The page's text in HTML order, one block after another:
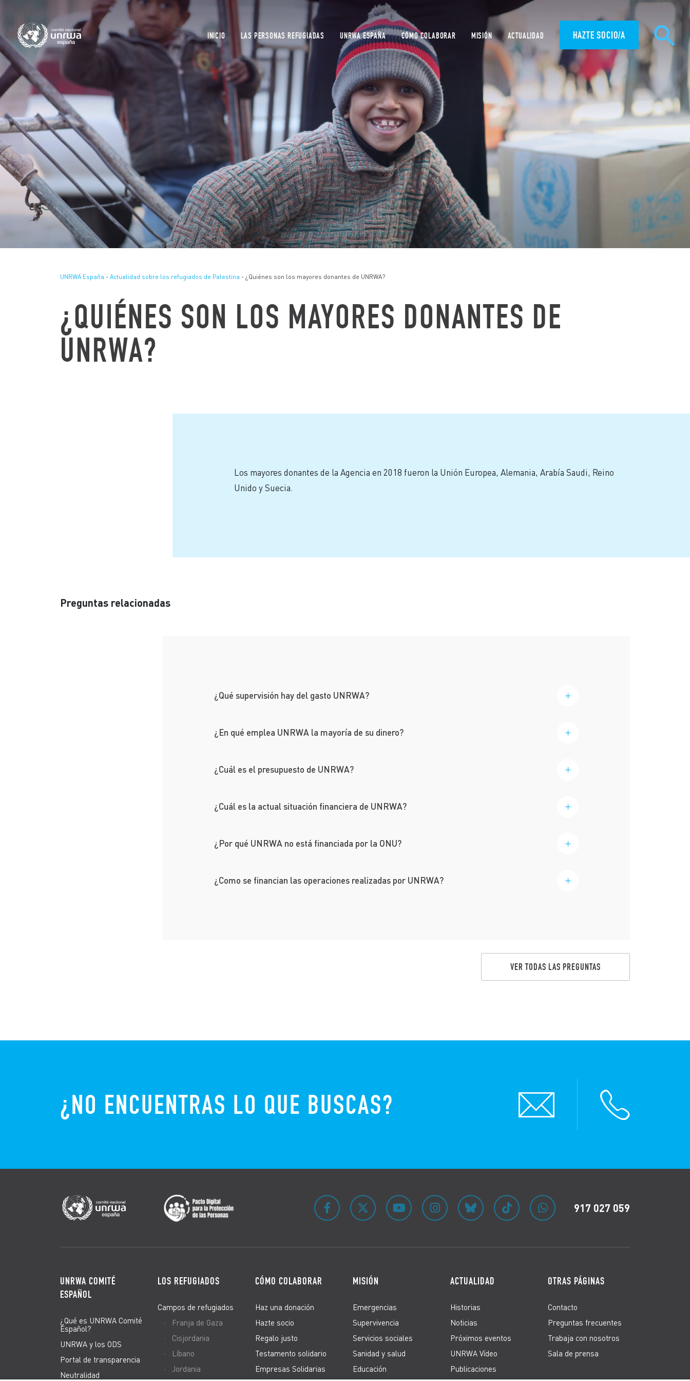
INICIO LAS PERSONAS REFUGIADAS UNRWA ESPAÑA CÓMO COLABORAR MISIÓN ACTUALIDAD HAZTE SOCIO/A
UNRWA España - Actualidad sobre los refugiados de Palestina - ¿Quiénes son los mayores donantes de UNRWA?
¿QUIÉNES SON LOS MAYORES DONANTES DE
UNRWA?
Los mayores donantes de la Agencia en 2018 fueron la Unión Europea, Alemania, Arabía Saudi, Reino
Unido y Suecia.
Preguntas relacionadas
¿Qué supervisión hay del gasto UNRWA?
¿En qué emplea UNRWA la mayoría de su dinero?
¿Cuál es el presupuesto de UNRWA?
¿Cuál es la actual situación financiera de UNRWA?
¿Por qué UNRWA no está financiada por la ONU?
¿Como se financian las operaciones realizadas por UNRWA?
VER TODAS LAS PREGUNTAS
¿NO ENCUENTRAS LO QUE BUSCAS?
917 027 059
UNRWA COMITÉ
ESPAÑOL
¿Qué es UNRWA Comité
Español?
UNRWA y los ODS
Portal de transparencia
Neutralidad
LOS REFUGIADOS
Campos de refugiados
Franja de Gaza
Cisjordania
Líbano
Jordania
CÓMO COLABORAR
Haz una donación
Hazte socio
Regalo justo
Testamento solidario
Empresas Solidarias
MISIÓN
Emergencias
Supervivencia
Servicios sociales
Sanidad y salud
Educación
ACTUALIDAD
Historias
Noticias
Próximos eventos
UNRWA Vídeo
Publicaciones
OTRAS PÁGINAS
Contacto
Preguntas frecuentes
Trabaja con nosotros
Sala de prensa